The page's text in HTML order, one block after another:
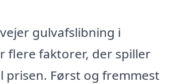
gulvafslibning i
flere faktorer, der spiller
prisen. Først og fremmest